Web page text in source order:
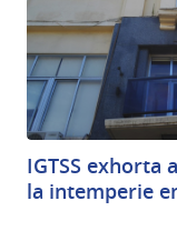
IGTSS exhorta
la intemperie